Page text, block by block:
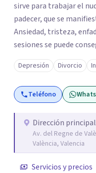
sirve para trabajar el
padecer, que se
Ansiedad, tristeza,
sesiones se puede
porqué y cómo superar
esas "mochilas" y
Yo te acompañaré en
protagonista activo/a
Depresión Divorcio
Teléfono
Dirección principal
Av. del Regne de
València, Valencia
Servicios y precios